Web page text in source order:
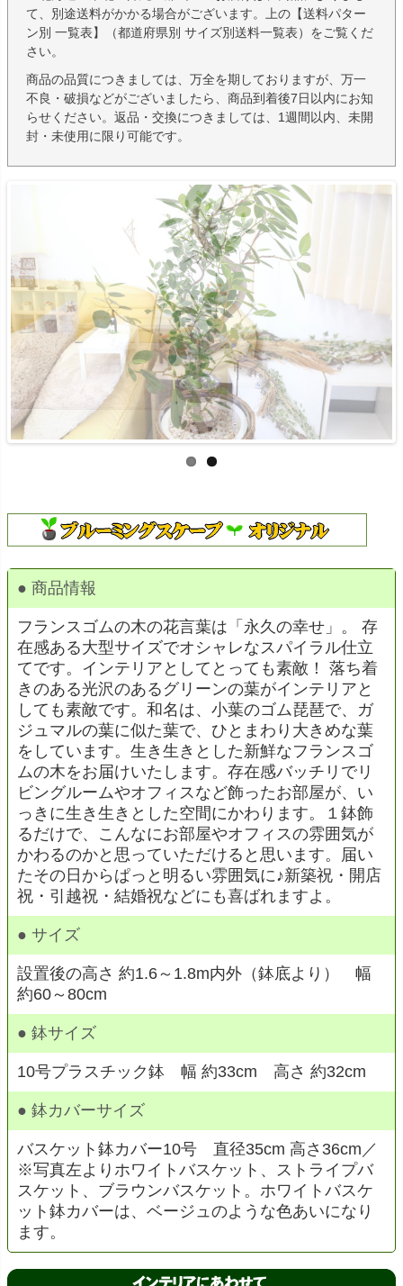
て、別途送料がかかる場合がございます。上の【送料パター
ン別 一覧表】（都道府県別 サイズ別送料一覧表）をご覧くだ
さい。
商品の品質につきましては、万全を期しておりますが、万一
不良・破損などがございましたら、商品到着後7日以内にお知
らせください。返品・交換につきましては、1週間以内、未開
封・未使用に限り可能です。
● 商品情報
フランスゴムの木の花言葉は 「永久の幸せ」 。 存
在感ある大型サイズでオシャレなスパイラル仕立
てです。インテリアとしてとっても素敵！ 落ち着
きのある光沢のあるグリーンの葉がインテリアと
しても素敵です。和名は、小葉のゴム琵琶で、ガ
ジュマルの葉に似た葉で、ひとまわり大きめな葉
をしています。生き生きとした新鮮なフランスゴ
ムの木をお届けいたします。存在感バッチリでリ
ビングルームやオフィスなど飾ったお部屋が、い
っきに生き生きとした空間にかわります。１鉢飾
るだけで、こんなにお部屋やオフィスの雰囲気が
かわるのかと思っていただけると思います。届い
たその日からぱっと明るい雰囲気に♪新築祝・開店
祝・引越祝・結婚祝などにも喜ばれますよ。
● サイズ
設置後の高さ 約1.6～1.8m内外（鉢底より） 幅
約60～80cm
● 鉢サイズ
10号プラスチック鉢 幅 約33cm 高さ 約32cm
● 鉢カバーサイズ
バスケット鉢カバー10号 直径35cm 高さ36cm／
※写真左よりホワイトバスケット、ストライプバ
スケット、ブラウンバスケット。ホワイトバスケ
ット鉢カバーは、ベージュのような色あいになり
ます。